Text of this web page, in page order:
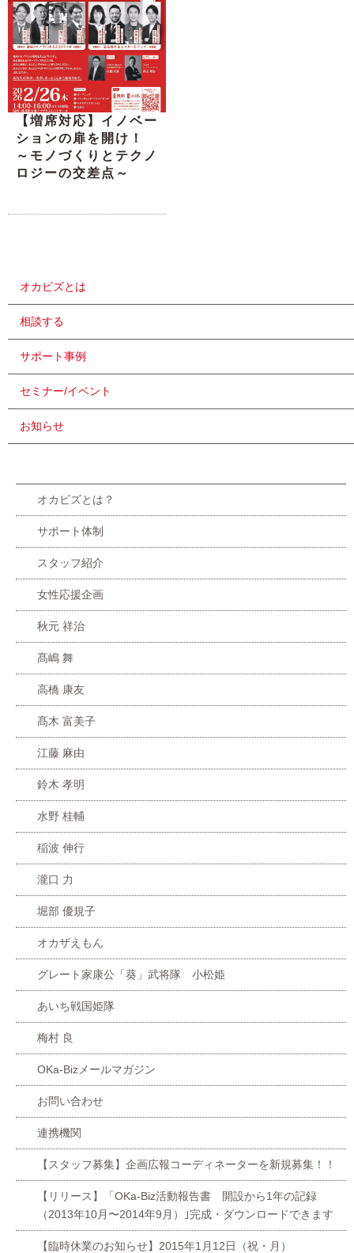
【増席対応】イノベー
ションの扉を開け！
～モノづくりとテクノ
ロジーの交差点～
オカビズとは
相談する
サポート事例
セミナー/イベント
お知らせ
オカビズとは？
サポート体制
スタッフ紹介
女性応援企画
秋元 祥治
髙嶋 舞
高橋 康友
髙木 富美子
江藤 麻由
鈴木 孝明
水野 桂輔
稲波 伸行
瀧口 力
堀部 優規子
オカザえもん
グレート家康公「葵」武将隊 小松姫
あいち戦国姫隊
梅村 良
OKa-Bizメールマガジン
お問い合わせ
連携機関
【スタッフ募集】企画広報コーディネーターを新規募集！！
【リリース】「OKa-Biz活動報告書 開設から1年の記録
（2013年10月〜2014年9月）｣完成・ダウンロードできます
【臨時休業のお知らせ】2015年1月12日（祝・月）